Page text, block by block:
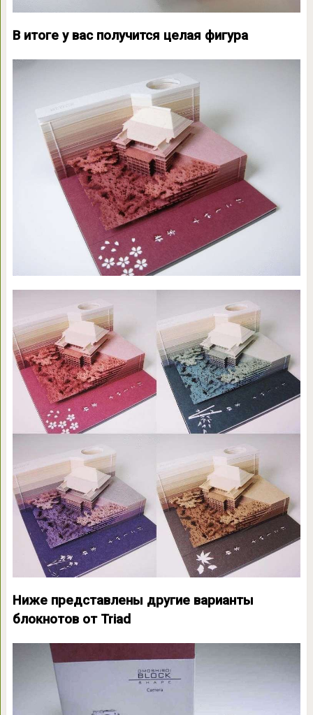
В итоге у вас получится целая фигура
Ниже представлены другие варианты
блокнотов от Triad